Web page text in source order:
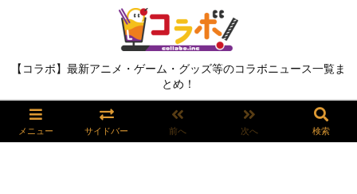
【コラボ】最新アニメ・ゲーム・グッズ等のコラボニュース一覧ま
とめ！
メニュー サイドバー 前へ 次へ 検索